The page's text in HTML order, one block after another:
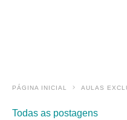
PÁGINA INICIAL AULAS
Todas as postagens